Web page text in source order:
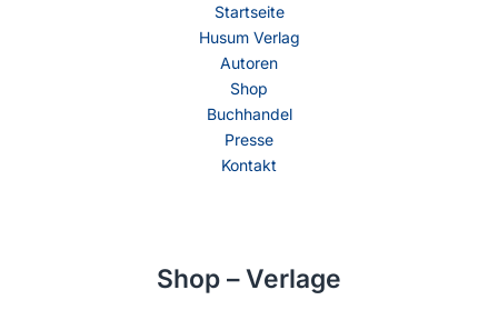
Startseite
Husum Verlag
Autoren
Shop
Buchhandel
Presse
Kontakt
Shop – Verlage